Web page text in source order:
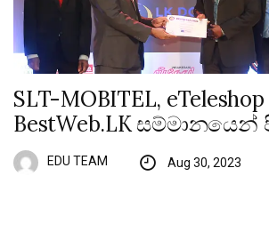
SLT-MOBITEL,
BestWeb.LK සම්මානයෙන්
EDU TEAM Aug 30, 2023